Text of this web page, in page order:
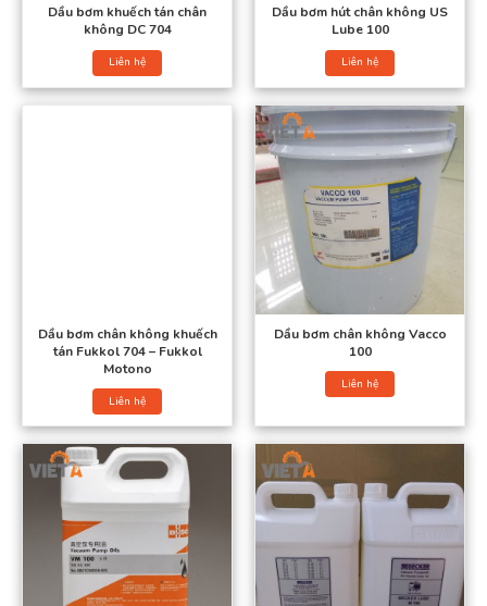
Dầu chân không có tên tiếng anh là Vacuum Pump Oil và
ngoài ra còn có nhiều tên gọi khác như: dầu bơm hút chân
Để bơm hút chân không hoạt động tốt cần phải sử dụng
loại dầu có độ nhớt hợp lý để giảm ma sát, bôi trơn và làm
mát làm kín bề mặt trong quá trình làm việc của bơm
Xem thêm:Lọc bơm hút chân không
Tại sao nên sử dụng dầu máy bơm hút chân không
Nếu sử dụng các loại dầu thông thường thì các động cơ máy
bơm sẽ nhanh chóng bị nóng và dễ bị hư hỏng trong quá
trình hoạt động, chưa kể đến độ hiệu quả của công việc sẽ ở
mức thấp khi dùng các loại dầu thông thường đấy.
Dầu bơm khuếch tán chân
không DC 704
Liên hệ
Dầu bơm hút chân không US
Lube 100
Liên hệ
Dầu bơm chân không khuếch
tán Fukkol 704 – Fukkol
Motono
Liên hệ
Dầu bơm chân không Vacco
100
Liên hệ